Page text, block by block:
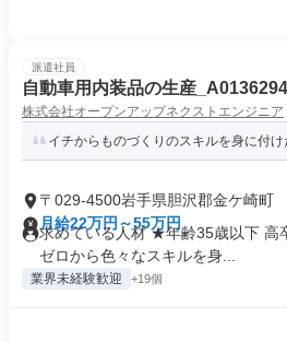
派遣社員
自動車用内装品の生産_A0136294
株式会社オープンアップネクストエンジニア
イチからものづくりのスキルを身に付け
〒029-4500岩手県胆沢郡金ケ崎町
月給22万円～55万円
求めている人材 ★年齢35歳以下 高
ゼロから色々なスキルを身...
業界未経験歓迎 +19個